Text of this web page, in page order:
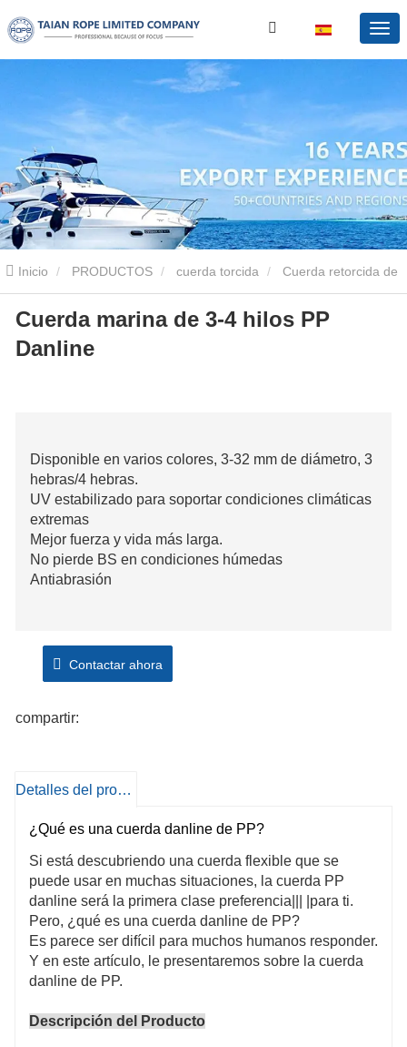
Inicio PRODUCTOS cuerda torcida Cuerda retorcida de
poliacero Cuerda marina de 3-4 hilos PP Danline
Cuerda marina de 3-4 hilos PP
Danline
Disponible en varios colores, 3-32 mm de diámetro, 3
hebras/4 hebras.
UV estabilizado para soportar condiciones climáticas
extremas
Mejor fuerza y ​​vida más larga.
No pierde BS en condiciones húmedas
Antiabrasión
Contactar ahora
compartir:
Detalles del producto
¿Qué es una cuerda danline de PP?
Si está descubriendo una cuerda flexible que se
puede usar en muchas situaciones, la cuerda PP
danline será la primera clase preferencia||| |para ti.
Pero, ¿qué es una cuerda danline de PP?
Es parece ser difícil para muchos humanos responder.
Y en este artículo, le presentaremos sobre la cuerda
danline de PP.
Descripción del Producto